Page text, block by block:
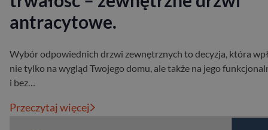
antracytowe.
Wybór odpowiednich drzwi zewnętrznych to decyzja, która
nie tylko na wygląd Twojego domu, ale także na jego
i bez…
Przeczytaj więcej